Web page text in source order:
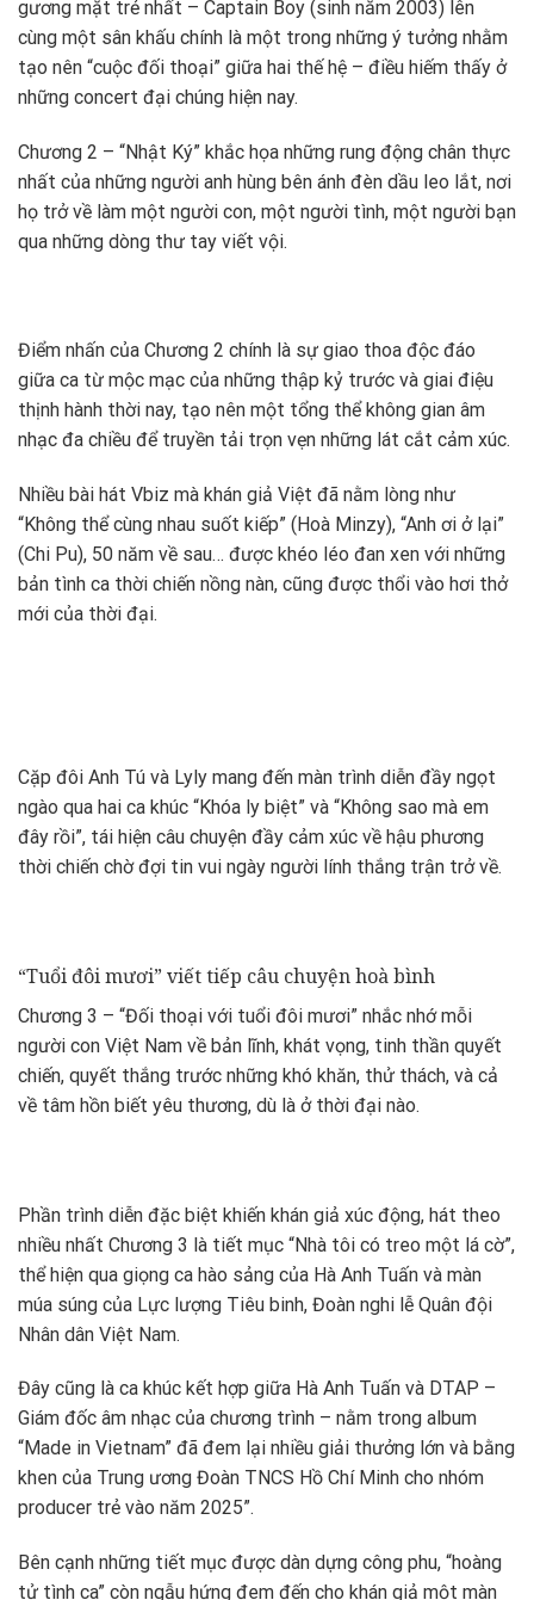
gương mặt trẻ nhất – Captain Boy (sinh năm 2003) lên
cùng một sân khấu chính là một trong những ý tưởng nhằm
tạo nên “cuộc đối thoại” giữa hai thế hệ – điều hiếm thấy ở
những concert đại chúng hiện nay.
Chương 2 – “Nhật Ký” khắc họa những rung động chân thực
nhất của những người anh hùng bên ánh đèn dầu leo lắt, nơi
họ trở về làm một người con, một người tình, một người bạn
qua những dòng thư tay viết vội.
Điểm nhấn của Chương 2 chính là sự giao thoa độc đáo
giữa ca từ mộc mạc của những thập kỷ trước và giai điệu
thịnh hành thời nay, tạo nên một tổng thể không gian âm
nhạc đa chiều để truyền tải trọn vẹn những lát cắt cảm xúc.
Nhiều bài hát Vbiz mà khán giả Việt đã nằm lòng như
“Không thể cùng nhau suốt kiếp” (Hoà Minzy), “Anh ơi ở lại”
(Chi Pu), 50 năm về sau… được khéo léo đan xen với những
bản tình ca thời chiến nồng nàn, cũng được thổi vào hơi thở
mới của thời đại.
Cặp đôi Anh Tú và Lyly mang đến màn trình diễn đầy ngọt
ngào qua hai ca khúc “Khóa ly biệt” và “Không sao mà em
đây rồi”, tái hiện câu chuyện đầy cảm xúc về hậu phương
thời chiến chờ đợi tin vui ngày người lính thắng trận trở về.
“Tuổi đôi mươi” viết tiếp câu chuyện hoà bình
Chương 3 – “Đối thoại với tuổi đôi mươi” nhắc nhớ mỗi
người con Việt Nam về bản lĩnh, khát vọng, tinh thần quyết
chiến, quyết thắng trước những khó khăn, thử thách, và cả
về tâm hồn biết yêu thương, dù là ở thời đại nào.
Phần trình diễn đặc biệt khiến khán giả xúc động, hát theo
nhiều nhất Chương 3 là tiết mục “Nhà tôi có treo một lá cờ”,
thể hiện qua giọng ca hào sảng của Hà Anh Tuấn và màn
múa súng của Lực lượng Tiêu binh, Đoàn nghi lễ Quân đội
Nhân dân Việt Nam.
Đây cũng là ca khúc kết hợp giữa Hà Anh Tuấn và DTAP –
Giám đốc âm nhạc của chương trình – nằm trong album
“Made in Vietnam” đã đem lại nhiều giải thưởng lớn và bằng
khen của Trung ương Đoàn TNCS Hồ Chí Minh cho nhóm
producer trẻ vào năm 2025”.
Bên cạnh những tiết mục được dàn dựng công phu, “hoàng
tử tình ca” còn ngẫu hứng đem đến cho khán giả một màn